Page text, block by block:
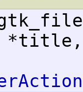
*title,